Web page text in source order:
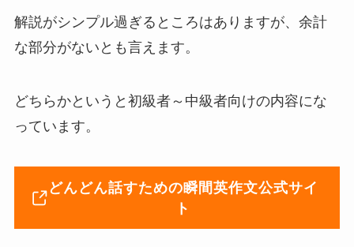
解説がシンプル過ぎるところはありますが、余計
な部分がないとも言えます。
どちらかというと初級者～中級者向けの内容にな
っています。
どんどん話すための瞬間英作文公式サイ
ト